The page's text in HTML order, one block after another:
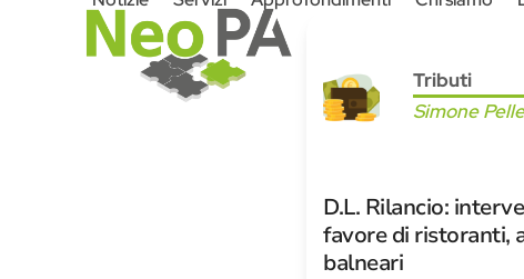
Tributi
Simone
D.L. Rilancio:
favore di ristoranti,
balneari